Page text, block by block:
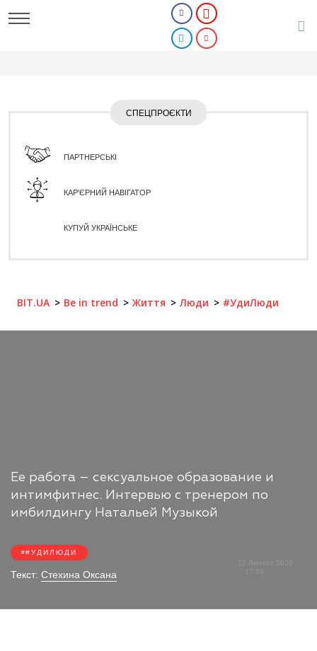
СПЕЦПРОЄКТИ
ПАРТНЕРСЬКІ
КАР'ЄРНИЙ НАВІГАТОР
КУПУЙ УКРАЇНСЬКЕ
BIT.UA Be in trend Життя Люди #УдиЛюди
Ее работа – сексуальное образование и
интимфитнес. Интервью с тренером по
имбилдингу Натальей Музыкой
#УДИЛЮДИ
Текст: Стехина Оксана
12 Лютого 2020
17:19